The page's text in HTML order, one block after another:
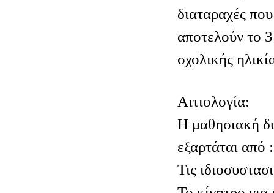
διαταραχές
αποτελούν το
σχολικής
Αιτιολογία:
Η μαθησιακή
εξαρτάται από :
Τις